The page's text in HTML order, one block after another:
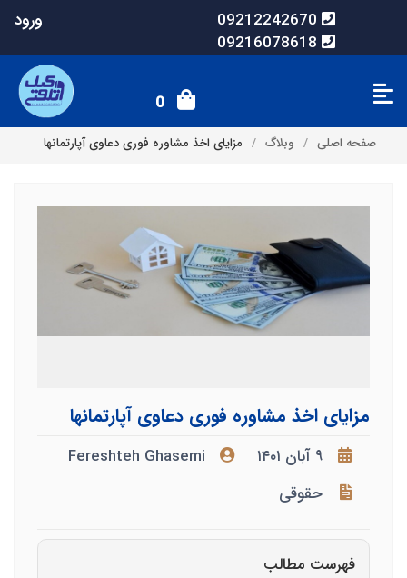
09212242670
09216078618
ورود
0
صفحه اصلی وبلاگ مزایای اخذ مشاوره فوری دعاوی آپارتمانها
مزایای اخذ مشاوره فوری دعاوی آپارتمانها
۹ آبان ۱۴۰۱
Fereshteh Ghasemi
حقوقی
فهرست مطالب